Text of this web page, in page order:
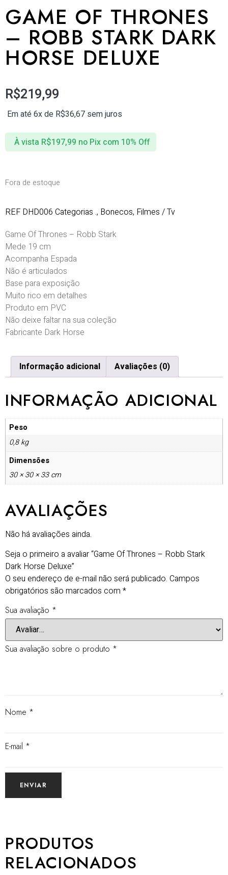
GAME OF THRONES
– ROBB STARK DARK
HORSE DELUXE
R$219,99
Em até 6x de R$36,67 sem juros
À vista R$197,99 no Pix com 10% Off
Fora de estoque
REF DHD006 Categorias ., Bonecos, Filmes / Tv
Game Of Thrones – Robb Stark
Mede 19 cm
Acompanha Espada
Não é articulados
Base para exposição
Muito rico em detalhes
Produto em PVC
Não deixe faltar na sua coleção
Fabricante Dark Horse
Informação adicional Avaliações (0)
INFORMAÇÃO ADICIONAL
Peso
0,8 kg
Dimensões
30 × 30 × 33 cm
AVALIAÇÕES
Não há avaliações ainda.
Seja o primeiro a avaliar “Game Of Thrones – Robb Stark
Dark Horse Deluxe”
O seu endereço de e-mail não será publicado. Campos
obrigatórios são marcados com *
Sua avaliação *
Sua avaliação sobre o produto *
Nome *
E-mail *
PRODUTOS
RELACIONADOS